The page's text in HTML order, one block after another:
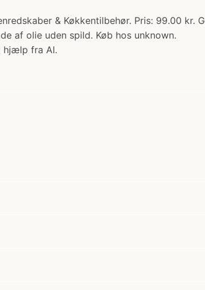
& Køkkentilbehør. Pris: 99.00
af olie uden spild. Køb hos unknown.
hjælp fra AI.